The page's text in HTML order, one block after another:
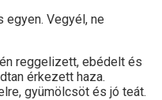
Vegyél, ne
reggelizett, ebédelt és
érkezett haza.
gyümölcsöt és jó teát.